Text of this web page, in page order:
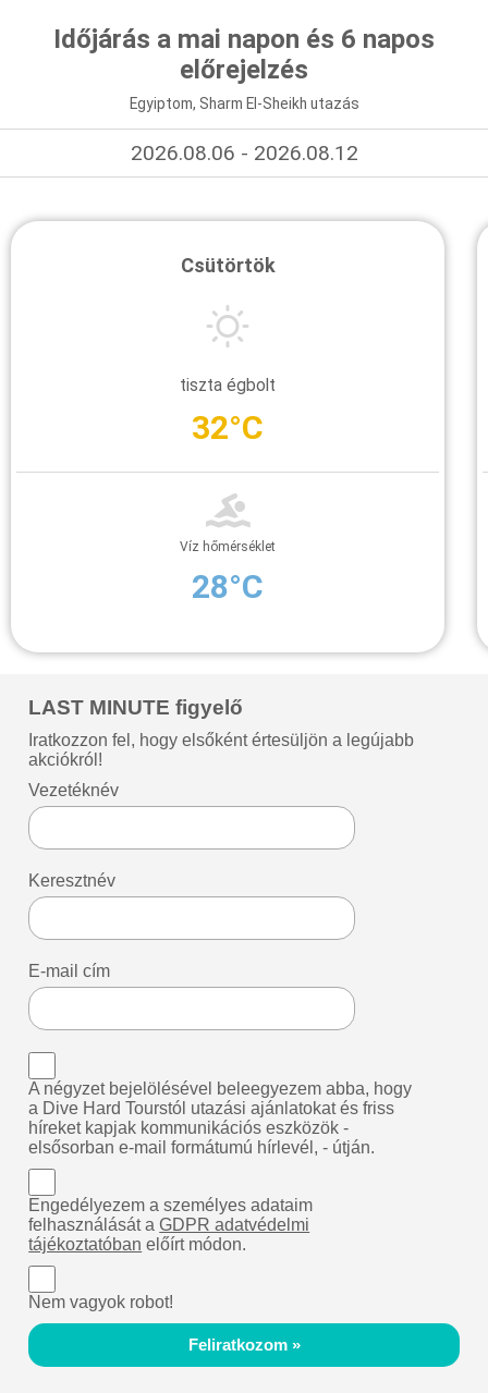
Időjárás a mai napon és 6 napos
előrejelzés
Egyiptom, Sharm El-Sheikh utazás
2026.08.06 - 2026.08.12
Csütörtök
tiszta égbolt
32°C
Víz hőmérséklet
28°C
LAST MINUTE figyelő
Iratkozzon fel, hogy elsőként értesüljön a legújabb
akciókról!
Vezetéknév
Keresztnév
E-mail cím
A négyzet bejelölésével beleegyezem abba, hogy
a Dive Hard Tourstól utazási ajánlatokat és friss
híreket kapjak kommunikációs eszközök -
elsősorban e-mail formátumú hírlevél, - útján.
Engedélyezem a személyes adataim
felhasználását aGDPR adatvédelmi
tájékoztatóban előírt módon.
Nem vagyok robot!
Feliratkozom »